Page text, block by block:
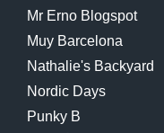
Mr Erno Blogspot
Muy Barcelona
Nathalie's Backyard
Nordic Days
Punky B